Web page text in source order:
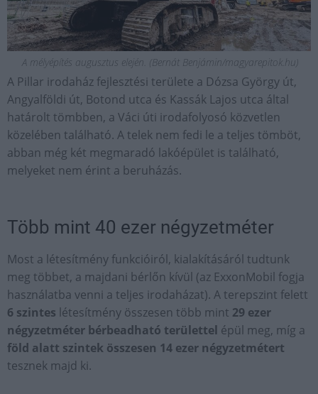
A mélyépítés augusztus elején. (Bernát Benjámin/magyarepitok.hu)
A Pillar irodaház fejlesztési területe a Dózsa György út,
Angyalföldi út, Botond utca és Kassák Lajos utca által
határolt tömbben, a Váci úti irodafolyosó közvetlen
közelében található. A telek nem fedi le a teljes tömböt,
abban még két megmaradó lakóépület is található,
melyeket nem érint a beruházás.
Több mint 40 ezer négyzetméter
Most a létesítmény funkcióiról, kialakításáról tudtunk
meg többet, a majdani bérlőn kívül (az ExxonMobil fogja
használatba venni a teljes irodaházat). A terepszint felett
6 szintes létesítmény összesen több mint 29 ezer
négyzetméter bérbeadható területtel épül meg, míg a
föld alatt szintek összesen 14 ezer négyzetmétert
tesznek majd ki.